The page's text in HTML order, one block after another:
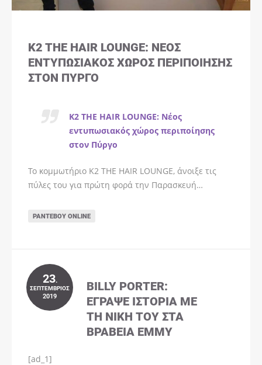
K2 THE HAIR LOUNGE: ΝΈΟΣ
ΕΝΤΥΠΩΣΙΑΚΌΣ ΧΏΡΟΣ ΠΕΡΙΠΟΊΗΣΗΣ
ΣΤΟΝ ΠΎΡΓΟ
K2 THE HAIR LOUNGE: Νέος
εντυπωσιακός χώρος περιποίησης
στον Πύργο
Το κομμωτήριο K2 THE HAIR LOUNGE, άνοιξε τις
πύλες του για πρώτη φορά την Παρασκευή…
ΡΑΝΤΕΒΟΎ ONLINE
23.
ΣΕΠΤΈΜΒΡΙΟΣ
2019
BILLY PORTER:
ΈΓΡΑΨΕ ΙΣΤΟΡΊΑ ΜΕ
ΤΗ ΝΊΚΗ ΤΟΥ ΣΤΑ
ΒΡΑΒΕΊΑ EMMY
[ad_1]